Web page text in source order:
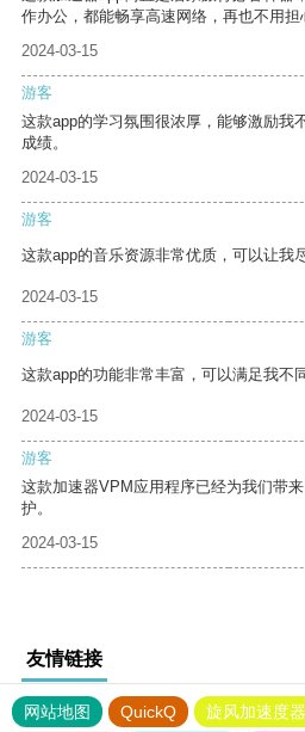
作办公，都能畅享高速网络，再也不用担
2024-03-15
游客
这款app的学习氛围很浓厚，能够激励我
成绩。
2024-03-15
游客
这款app的音乐资源非常优质，可以让我
2024-03-15
游客
这款app的功能非常丰富，可以满足我不
2024-03-15
游客
这款加速器VPM应用程序已经为我们带
护。
2024-03-15
友情链接
网站地图 QuickQ 旋风加速度器